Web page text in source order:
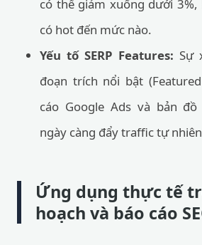
có thể giảm xuống dưới
có hot đến mức nào.
Yếu tố SERP Features: Sự
đoạn trích nổi bật
cáo Google Ads và bản đồ
ngày càng đẩy traffic tự
Ứng dụng thực tế
hoạch và báo cáo